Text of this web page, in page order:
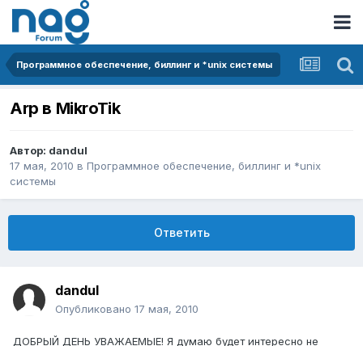
Программное обеспечение, биллинг и *unix системы
Arp в MikroTik
Автор: dandul
17 мая, 2010 в Программное обеспечение, биллинг и *unix
системы
Ответить
dandul
Опубликовано 17 мая, 2010
ДОБРЫЙ ДЕНЬ УВАЖАЕМЫЕ! Я думаю будет интересно не